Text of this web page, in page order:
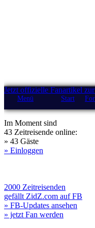
Jetzt offizielle Fanartikel
Menü Start
Im Moment sind
43 Zeitreisende online:
» 43 Gäste
» Einloggen
2000 Zeitreisenden
gefällt ZidZ.com auf FB
» FB-Updates ansehen
» jetzt Fan werden